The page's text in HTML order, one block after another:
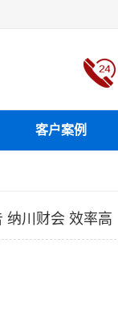
客户案例
纳川财会 效率高